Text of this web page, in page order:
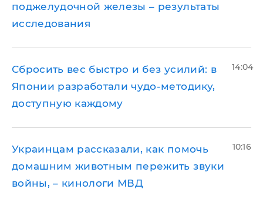
поджелудочной железы – результаты
исследования
Сбросить вес быстро и без усилий: в
Японии разработали чудо-методику,
доступную каждому
14:04
Украинцам рассказали, как помочь
домашним животным пережить звуки
войны, – кинологи МВД
10:16